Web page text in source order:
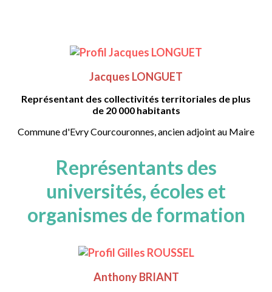
Jacques LONGUET
Représentant des collectivités territoriales de plus
de 20 000 habitants
Commune d'Evry Courcouronnes, ancien adjoint au Maire
Représentants des
universités, écoles et
organismes de formation
Anthony BRIANT